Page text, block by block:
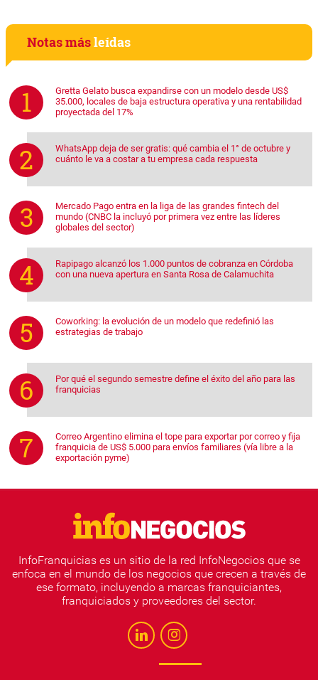
Notas másleídas
Gretta Gelato busca expandirse con un modelo desde US$
35.000, locales de baja estructura operativa y una rentabilidad
proyectada del 17%
WhatsApp deja de ser gratis: qué cambia el 1° de octubre y
cuánto le va a costar a tu empresa cada respuesta
Mercado Pago entra en la liga de las grandes fintech del
mundo (CNBC la incluyó por primera vez entre las líderes
globales del sector)
Rapipago alcanzó los 1.000 puntos de cobranza en Córdoba
con una nueva apertura en Santa Rosa de Calamuchita
Coworking: la evolución de un modelo que redefinió las
estrategias de trabajo
Por qué el segundo semestre define el éxito del año para las
franquicias
Correo Argentino elimina el tope para exportar por correo y fija
franquicia de US$ 5.000 para envíos familiares (vía libre a la
exportación pyme)
InfoFranquicias es un sitio de la red InfoNegocios que se
enfoca en el mundo de los negocios que crecen a través de
ese formato, incluyendo a marcas franquiciantes,
franquiciados y proveedores del sector.